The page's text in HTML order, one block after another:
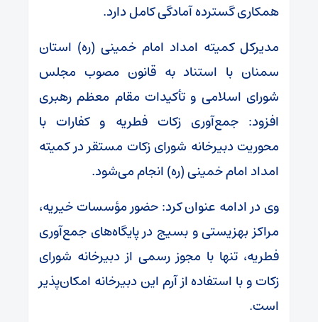
همکاری گسترده آمادگی کامل دارد.
مدیرکل کمیته امداد امام خمینی (ره) استان
سمنان با استناد به قانون مصوب مجلس
شورای اسلامی و تأکیدات مقام معظم رهبری
افزود: جمع‌آوری زکات فطریه و کفارات با
محوریت دبیرخانه شورای زکات مستقر در کمیته
امداد امام خمینی (ره) انجام می‌شود.
وی در ادامه عنوان کرد: حضور مؤسسات خیریه،
مراکز بهزیستی و بسیج در پایگاه‌های جمع‌آوری
فطریه، تنها با مجوز رسمی از دبیرخانه شورای
زکات و با استفاده از آرم این دبیرخانه امکان‌پذیر
است.